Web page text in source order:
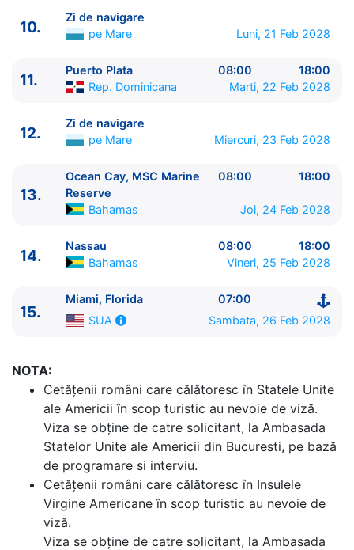
Puerto Plata
12.
Zi de navigare
0:00 - 0:00
08:00 - 18:00
14.
Nassau Bahamas 08:00 - 18:00
10.
Zi de navigare
pe Mare
Luni, 21 Feb 2028
11.
Puerto Plata 08:00
18:00
Rep. Dominicana
Marti, 22 Feb 2028
12.
Zi de navigare
pe Mare
Miercuri, 23 Feb 2028
13.
Ocean Cay, MSC Marine
Reserve
08:00 18:00
Bahamas Joi, 24 Feb 2028
14.
Nassau 08:00
18:00
Bahamas
Vineri, 25 Feb 2028
15.
Miami, Florida
07:00
SUA
Sambata, 26 Feb 2028
NOTA:
Cetăţenii români care călătoresc în Statele Unite
ale Americii în scop turistic au nevoie de viză.
Viza se obține de catre solicitant, la Ambasada
Statelor Unite ale Americii din Bucuresti, pe bază
de programare si interviu.
Cetăţenii români care călătoresc în Insulele
Virgine Americane în scop turistic au nevoie de
viză.
Viza se obține de catre solicitant, la Ambasada